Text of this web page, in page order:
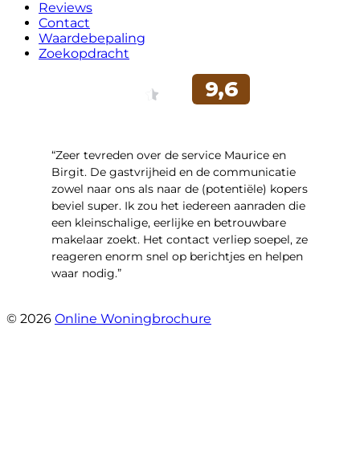
Reviews
Contact
Waardebepaling
Zoekopdracht
“Zeer tevreden over de service Maurice en
Birgit. De gastvrijheid en de communicatie
zowel naar ons als naar de (potentiële) kopers
beviel super. Ik zou het iedereen aanraden die
een kleinschalige, eerlijke en betrouwbare
makelaar zoekt. Het contact verliep soepel, ze
reageren enorm snel op berichtjes en helpen
waar nodig.”
© 2026 Online Woningbrochure